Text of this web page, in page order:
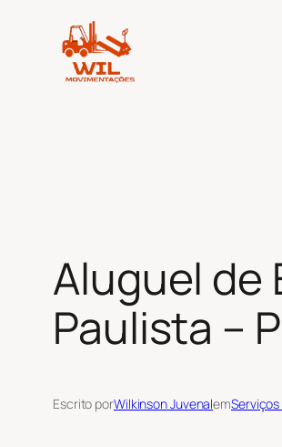
Aluguel de
Paulista –
Escrito porWilkinson Juvenalem